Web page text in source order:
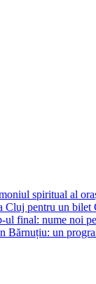
spiritual al
Cluj pentru un
final: nume noi
Bărnuțiu: un